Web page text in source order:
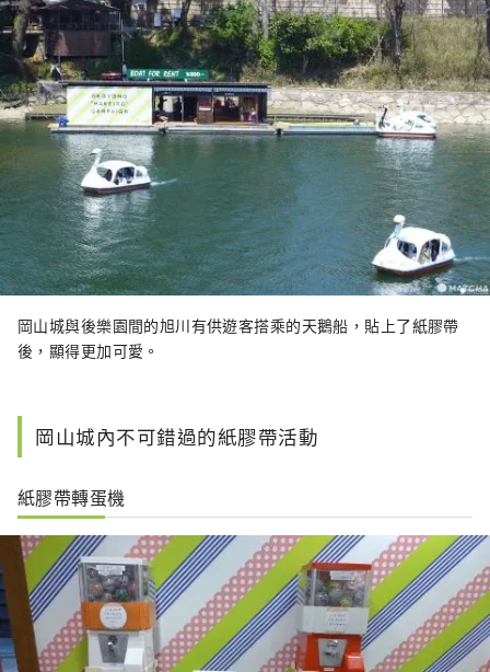
岡山城與後樂園間的旭川有供遊客搭乘的天鵝船，貼上了紙膠帶
後，顯得更加可愛。
岡山城內不可錯過的紙膠帶活動
紙膠帶轉蛋機